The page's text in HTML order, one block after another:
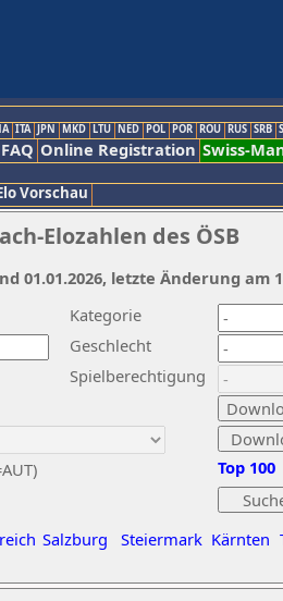
ITA JPN MKD LTU NED POL POR ROU RUS SRB
FAQ Online Registration Swiss-
Vorschau
Elozahlen des ÖSB
Kategorie
Geschlecht
Spielberechtigung
Salzburg Steiermark Kärnten
Top 100
01.01.2026, letzte Änderung am